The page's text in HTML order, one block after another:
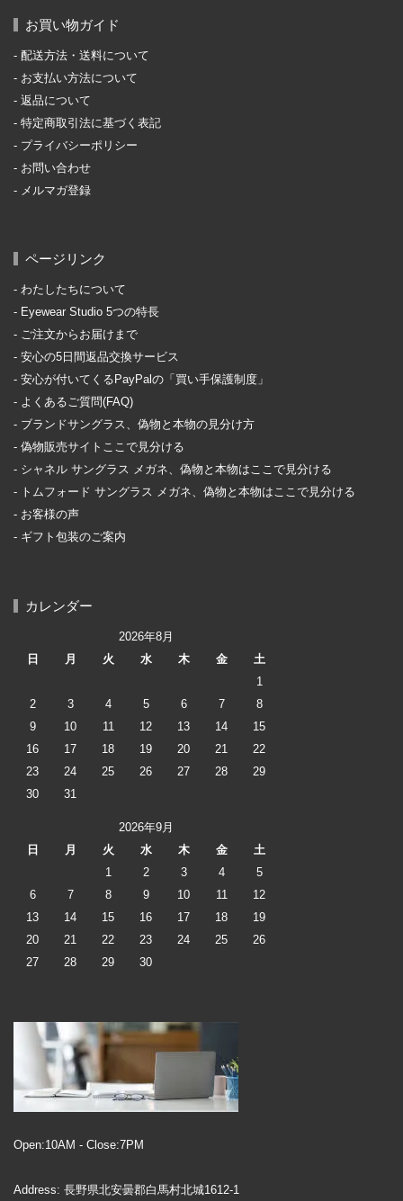
Open:10AM - Close:7PM
Address: 長野県北安曇郡白馬村北城1612-1
お買い物ガイド
配送方法・送料について
お支払い方法について
返品について
特定商取引法に基づく表記
プライバシーポリシー
お問い合わせ
メルマガ登録
ページリンク
わたしたちについて
Eyewear Studio 5つの特長
ご注文からお届けまで
安心の5日間返品交換サービス
安心が付いてくるPayPalの「買い手保護制度」
よくあるご質問(FAQ)
ブランドサングラス、偽物と本物の見分け方
偽物販売サイトここで見分ける
シャネル サングラス メガネ、偽物と本物はここで見分ける
トムフォード サングラス メガネ、偽物と本物はここで見分ける
お客様の声
ギフト包装のご案内
カレンダー
2026年8月
日
月 火 水 木 金
土
1
2
3 4 5 6 7
8
9
10 11 12 13 14
15
16
17 18 19 20 21
22
23
24 25 26 27 28
29
30
31
2026年9月
日
月 火 水 木 金
土
1
2 3 4
5
6
7 8 9 10 11
12
13
14 15 16 17 18
19
20
21 22 23 24 25
26
27
28 29 30